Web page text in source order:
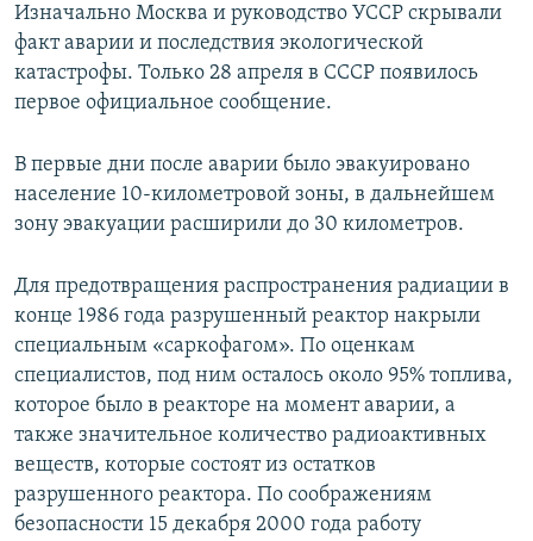
Изначально Москва и руководство УССР скрывали
факт аварии и последствия экологической
катастрофы. Только 28 апреля в СССР появилось
первое официальное сообщение.
В первые дни после аварии было эвакуировано
население 10-километровой зоны, в дальнейшем
зону эвакуации расширили до 30 километров.
Для предотвращения распространения радиации в
конце 1986 года разрушенный реактор накрыли
специальным «саркофагом». По оценкам
специалистов, под ним осталось около 95% топлива,
которое было в реакторе на момент аварии, а
также значительное количество радиоактивных
веществ, которые состоят из остатков
разрушенного реактора. По соображениям
безопасности 15 декабря 2000 года работу